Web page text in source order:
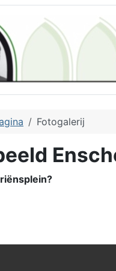
Fotogalerij